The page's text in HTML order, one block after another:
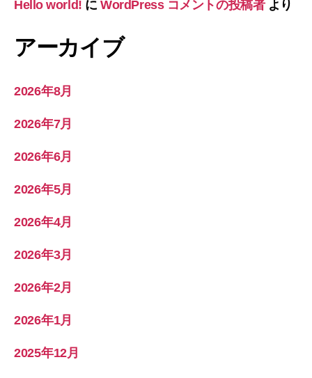
Hello world! にWordPress コメントの投稿者より
アーカイブ
2026年8月
2026年7月
2026年6月
2026年5月
2026年4月
2026年3月
2026年2月
2026年1月
2025年12月